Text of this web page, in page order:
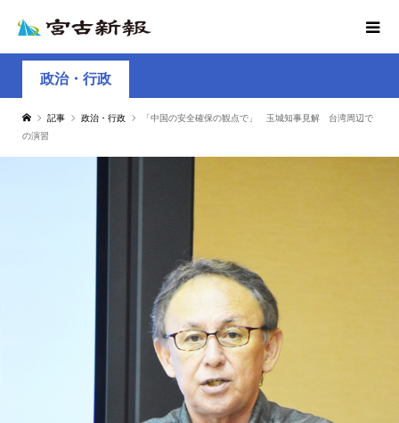
政治・行政
記事 政治・行政
「中国の安全確保の観点で」 玉城知事見解 台湾周辺で
の演習